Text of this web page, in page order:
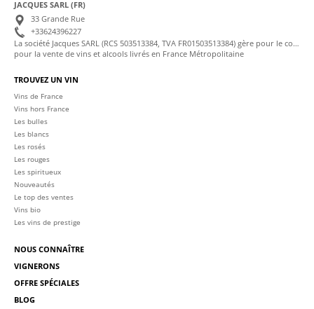
JACQUES SARL (FR)
33 Grande Rue
+33624396227
La société Jacques SARL (RCS 503513384, TVA FR01503513384) gère pour le compte de La Cave des Sommeliers les transactions bancaires et la facturation
pour la vente de vins et alcools livrés en France Métropolitaine
TROUVEZ UN VIN
Vins de France
Vins hors France
Les bulles
Les blancs
Les rosés
Les rouges
Les spiritueux
Nouveautés
Le top des ventes
Vins bio
Les vins de prestige
NOUS CONNAÎTRE
VIGNERONS
OFFRE SPÉCIALES
BLOG